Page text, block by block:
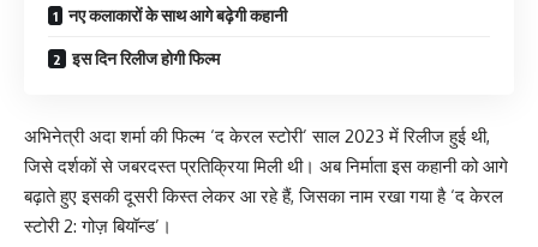
नए कलाकारों के साथ आगे बढ़ेगी कहानी
इस दिन रिलीज होगी फिल्म
अभिनेत्री अदा शर्मा की फिल्म ‘द केरल स्टोरी’ साल 2023 में रिलीज हुई थी,
जिसे दर्शकों से जबरदस्त प्रतिक्रिया मिली थी। अब निर्माता इस कहानी को आगे
बढ़ाते हुए इसकी दूसरी किस्त लेकर आ रहे हैं, जिसका नाम रखा गया है ‘द केरल
स्टोरी 2: गोज़ बियॉन्ड’।